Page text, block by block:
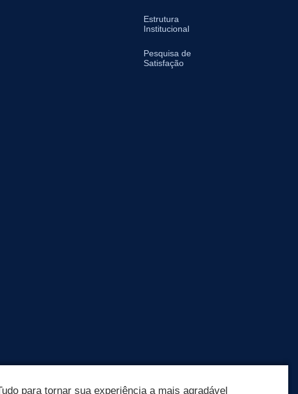
Estrutura
Institucional
Pesquisa de
Satisfação
para tornar sua experiência a mais agradável